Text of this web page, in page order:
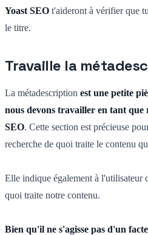
Yoast SEO t'aideront à vérifier que
le titre.
Travaille la
La métadescription est une petite
nous devons travailler en tant que
SEO. Cette section est précieuse
recherche de quoi traite le contenu
Elle indique également à l'utilisateur
quoi traite notre contenu.
Bien qu'il ne s'agisse pas d'un